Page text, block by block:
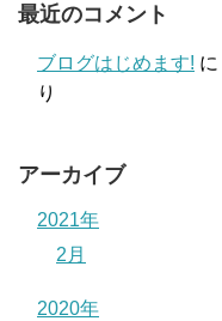
最近のコメント
ブログはじめます! に
り
アーカイブ
2021年
2月
2020年